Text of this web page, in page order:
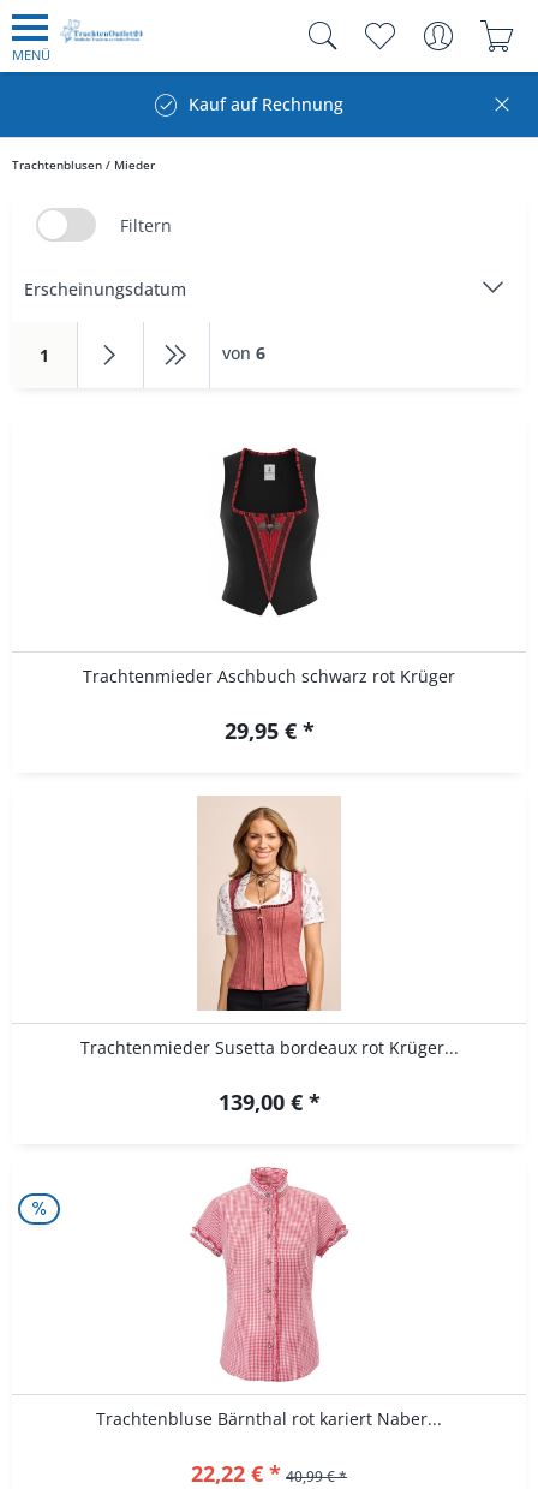
MENÜ
Kauf auf Rechnung
Trachtenblusen / Mieder
Filtern
1 von 6
Trachtenmieder Aschbuch schwarz rot Krüger
29,95 € *
Trachtenmieder Susetta bordeaux rot Krüger...
139,00 € *
Trachtenbluse Bärnthal rot kariert Naber...
22,22 € * 40,99 € *